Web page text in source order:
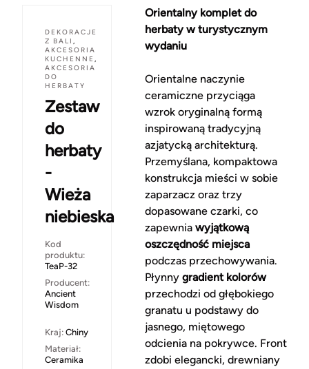
DEKORACJE
Z BALI ,
AKCESORIA
KUCHENNE ,
AKCESORIA
DO
HERBATY
Zestaw
do
herbaty
-
Wieża
niebieska
Kod
produktu:
TeaP-32
Producent:
Ancient
Wisdom
Kraj: Chiny
Materiał:
Ceramika
Orientalny komplet do
herbaty w turystycznym
wydaniu
Orientalne naczynie
ceramiczne przyciąga
wzrok oryginalną formą
inspirowaną tradycyjną
azjatycką architekturą.
Przemyślana, kompaktowa
konstrukcja mieści w sobie
zaparzacz oraz trzy
dopasowane czarki, co
zapewnia wyjątkową
oszczędność miejsca
podczas przechowywania.
Płynny gradient kolorów
przechodzi od głębokiego
granatu u podstawy do
jasnego, miętowego
odcienia na pokrywce. Front
zdobi elegancki, drewniany